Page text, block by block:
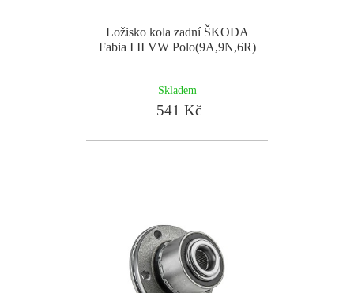
Ložisko kola zadní ŠKODA
Fabia I II VW Polo(9A,9N,6R)
Skladem
541 Kč